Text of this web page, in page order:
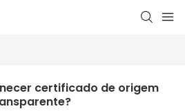
certificado de origem